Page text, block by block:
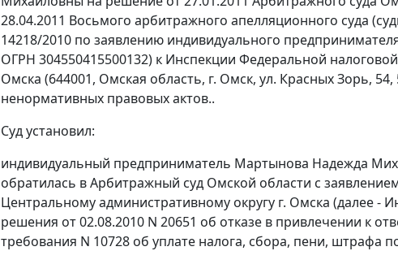
28.04.2011 Восьмого арбитражного апелляционного суда
14218/2010 по заявлению индивидуального
ОГРН 304550415500132) к Инспекции Федеральной
Омска (644001, Омская область, г. Омск, ул. Красных Зорь,
ненормативных правовых актов..
Суд установил:
индивидуальный предприниматель Мартынова Надежда
обратилась в Арбитражный суд Омской области с
Центральному административному округу г. Омска (далее -
решения от 02.08.2010 N 20651 об отказе в привлечении к
требования N 10728 об уплате налога, сбора, пени, штрафа